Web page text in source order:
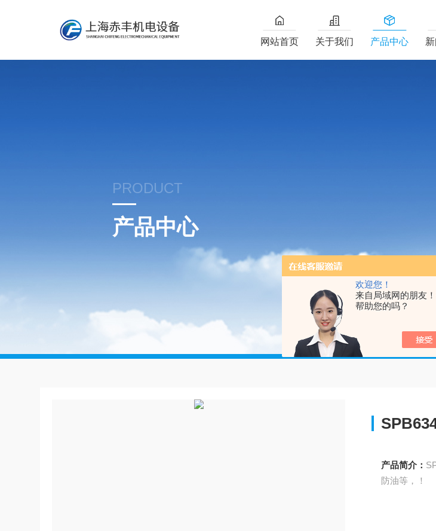
欢迎您！
来自局域网的朋友
帮助您的吗？
网站首页 关于我们 产品中心
PRODUCT
产品中心
首页
产品简介：
防油等，！